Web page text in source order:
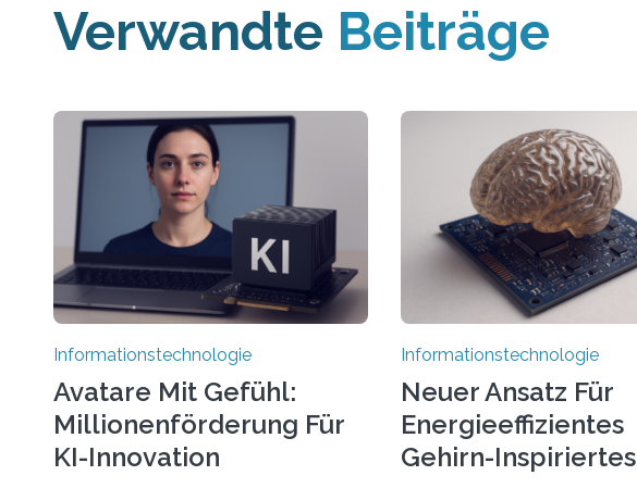
Verwandte Beiträge
Informationstechnologie
Avatare Mit Gefühl:
Millionenförderung Für
KI-Innovation
Informationstechnologie
Neuer Ansatz Für
Energieeffizientes
Gehirn-Inspiriertes